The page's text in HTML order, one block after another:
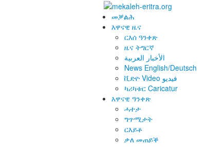
መቓልሕ
እዋናዊ ዜና
ርእሰ ዓንቀጽ
ዜና ትግርኛ
الأخبار العربية
News English/Deutsch
ቪድዮ Video فيديو
ካሪካቱር Caricatur
እዋናዊ ዓንቀጽ
ሓተታ
ግጥሚታት
ርእይቶ
ቃለ መጠይቕ